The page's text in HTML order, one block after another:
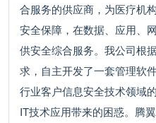
合服务的供应商，为医疗机
安全保障，在数据、应用、
供安全综合服务。我公司根
求，自主开发了一套管理软
行业客户信息安全技术领域
IT技术应用带来的困惑。腾